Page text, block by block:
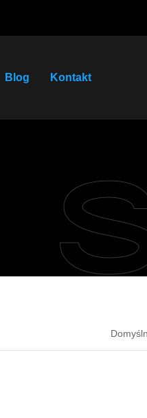
Blog Kontakt